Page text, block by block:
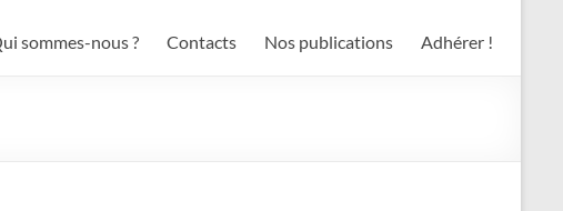
sommes-nous ? Contacts Nos publications Adhérer !